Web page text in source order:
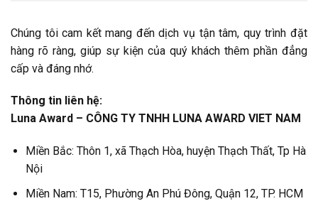
Chúng tôi cam kết mang đến dịch vụ tận tâm, quy trình đặt
hàng rõ ràng, giúp sự kiện của quý khách thêm phần đẳng
cấp và đáng nhớ.
Thông tin liên hệ:
Luna Award – CÔNG TY TNHH LUNA AWARD VIET NAM
Miền Bắc: Thôn 1, xã Thạch Hòa, huyện Thạch Thất, Tp Hà
Nội
Miền Nam: T15, Phường An Phú Đông, Quận 12, TP. HCM